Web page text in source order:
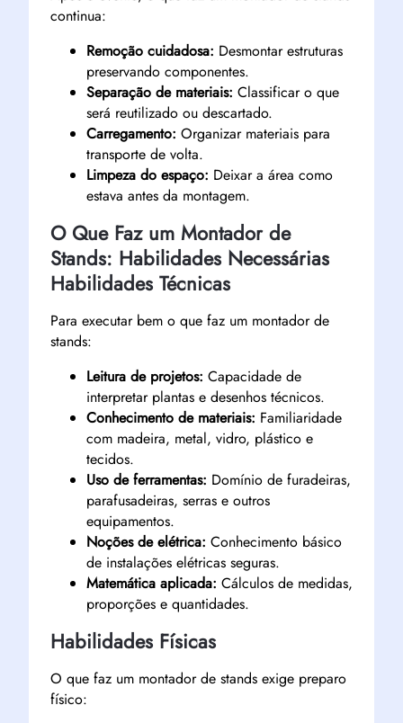
continua:
Remoção cuidadosa: Desmontar estruturas
preservando componentes.
Separação de materiais: Classificar o que
será reutilizado ou descartado.
Carregamento: Organizar materiais para
transporte de volta.
Limpeza do espaço: Deixar a área como
estava antes da montagem.
O Que Faz um Montador de
Stands: Habilidades Necessárias
Habilidades Técnicas
Para executar bem o que faz um montador de
stands:
Leitura de projetos: Capacidade de
interpretar plantas e desenhos técnicos.
Conhecimento de materiais: Familiaridade
com madeira, metal, vidro, plástico e
tecidos.
Uso de ferramentas: Domínio de furadeiras,
parafusadeiras, serras e outros
equipamentos.
Noções de elétrica: Conhecimento básico
de instalações elétricas seguras.
Matemática aplicada: Cálculos de medidas,
proporções e quantidades.
Habilidades Físicas
O que faz um montador de stands exige preparo
físico: